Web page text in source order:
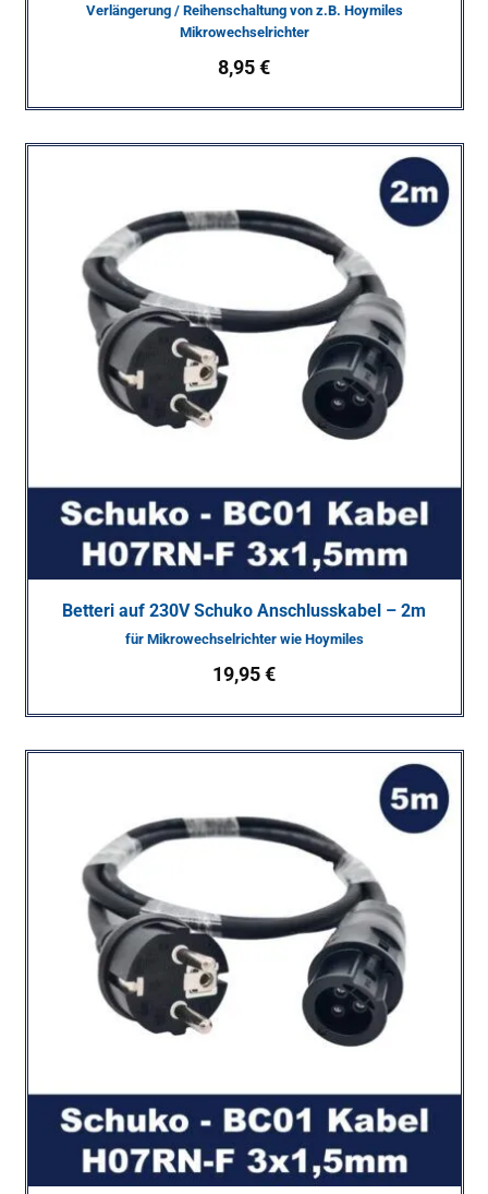
Verlängerung / Reihenschaltung von z.B. Hoymiles
Mikrowechselrichter
8,95€
Betteri auf 230V Schuko Anschlusskabel – 2m
für Mikrowechselrichter wie Hoymiles
19,95€